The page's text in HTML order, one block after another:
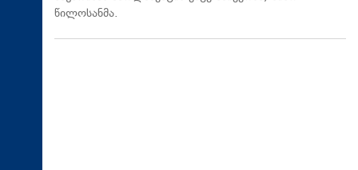
წილოსანმა.